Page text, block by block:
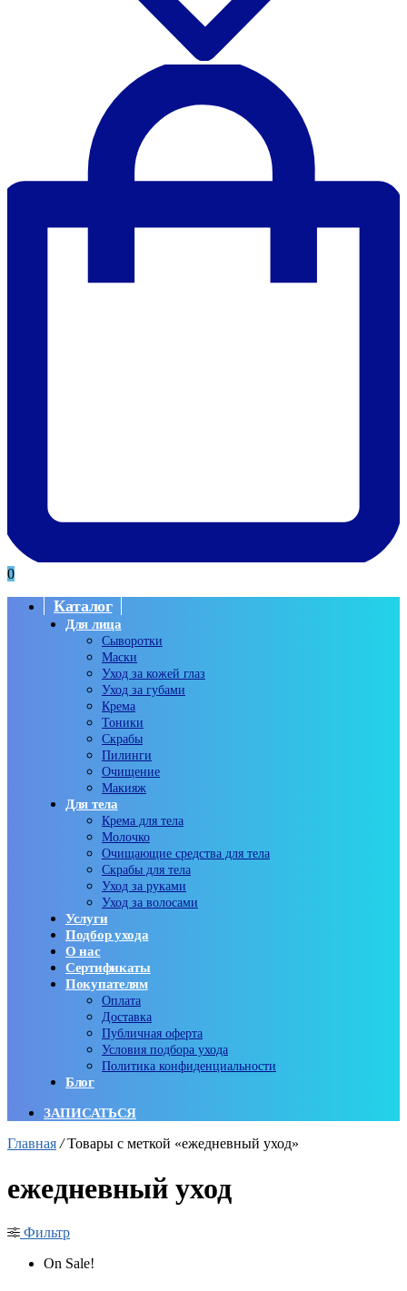
0
Каталог
Для лица
Сыворотки
Маски
Уход за кожей глаз
Уход за губами
Крема
Тоники
Скрабы
Пилинги
Очищение
Макияж
Для тела
Крема для тела
Молочко
Очищающие средства для тела
Скрабы для тела
Уход за руками
Уход за волосами
Услуги
Подбор ухода
О нас
Сертификаты
Покупателям
Оплата
Доставка
Публичная оферта
Условия подбора ухода
Политика конфиденциальности
Блог
ЗАПИСАТЬСЯ
Главная /Товары с меткой «ежедневный уход»
ежедневный уход
Фильтр
On Sale!